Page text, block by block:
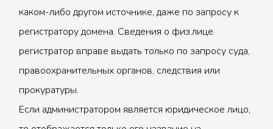
каком-либо другом источнике, даже по запросу к
регистратору домена. Сведения о физ.лице
регистратор вправе выдать только по запросу суда,
правоохранительных органов, следствия или
прокуратуры.
Если администратором является юридическое лицо,